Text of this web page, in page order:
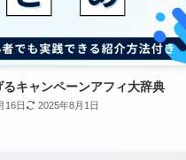
るキャンペーンアフィ大辞典
16日 2025年8月1日